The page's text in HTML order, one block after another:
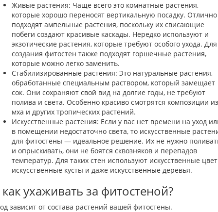
Живые растения: Чаще всего это комнатные растения,
которые хорошо переносят вертикальную посадку. Отлично
подходят ампельные растения, поскольку их свисающие
побеги создают красивые каскады. Нередко используют и
экзотические растения, которые требуют особого ухода. Для
создания фитостен также подходят горшечные растения,
которые можно легко заменить.
Стабилизированные растения: Это натуральные растения,
обработанные специальным раствором, который замещает
сок. Они сохраняют свой вид на долгие годы, не требуют
полива и света. Особенно красиво смотрятся композиции из
мха и других тропических растений.
Искусственные растения: Если у вас нет времени на уход
в помещении недостаточно света, то искусственные
для фитостены — идеальное решение. Их не нужно
и опрыскивать, они не боятся сквозняков и перепадов
температур. Для таких стен используют искусственные
искусственные кусты и даже искусственные деревья.
ухаживать за фитостеной?
зависит от состава растений вашей фитостены.